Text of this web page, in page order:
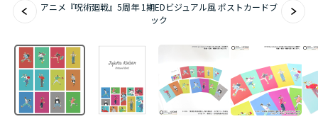
アニメ『呪術廻戦』5周年 1期EDビジュアル風 ポストカードブ
ック